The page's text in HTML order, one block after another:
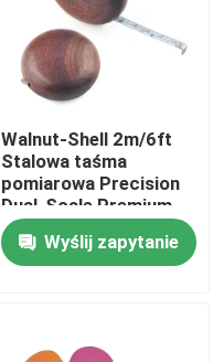
Walnut-Shell 2m/6ft
Stalowa taśma
pomiarowa Precision
Dual-Scale Premium
Gift z trwałym
projektem, gładkimi
krawędziami i 6mm
Wyślij zapytanie